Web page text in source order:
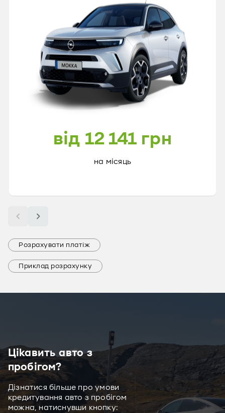
від 12 141 грн
на місяць
Розрахувати платіж
Приклад розрахунку
Цікавить авто з
пробігом?
Дізнатися більше про умови
кредитування авто з пробігом
можна, натиснувши кнопку: